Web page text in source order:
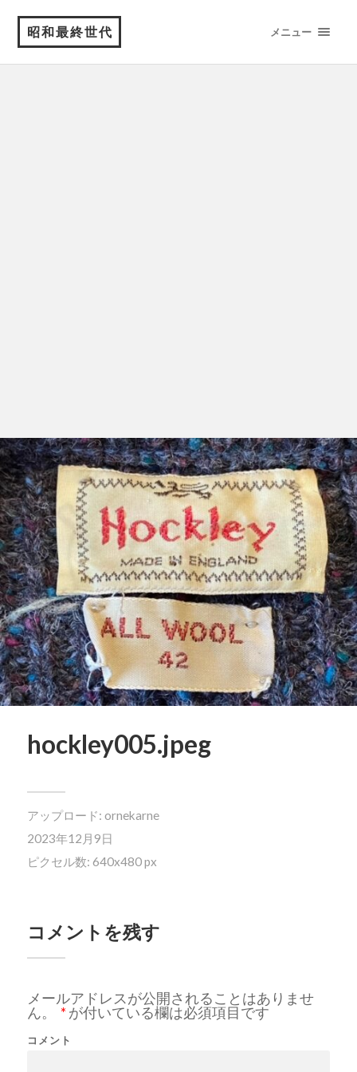
昭和最終世代 メニュー
hockley005.jpeg
アップロード: ornekarne
2023年12月9日
ピクセル数: 640x480 px
コメントを残す
メールアドレスが公開されることはありませ
ん。
* が付いている欄は必須項目です
コメント